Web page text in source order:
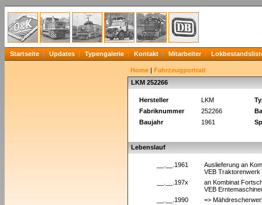
Startseite Updates Typengalerie Kontakt Mitarbeiter
Home | Fahrzeugportrait
LKM 252266
Hersteller LKM
Fabriknummer
252266
Baujahr
1961
Lebenslauf
__.__.1961
Auslieferung an
VEB
__.__.197x
an Kombinat
VEB
__.__.1990
=>